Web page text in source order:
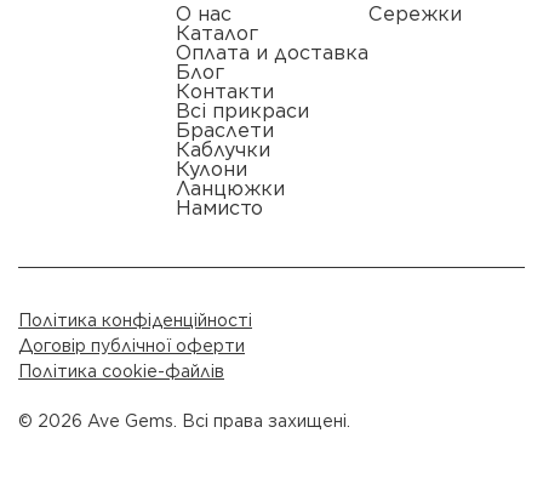
О нас
Каталог
Оплата и доставка
Блог
Контакти
Всі прикраси
Браслети
Каблучки
Кулони
Ланцюжки
Намисто
Сережки
© 2026 Ave Gems. Всі права захищені.
Політика конфіденційності
Договір публічної оферти
Політика cookie-файлів